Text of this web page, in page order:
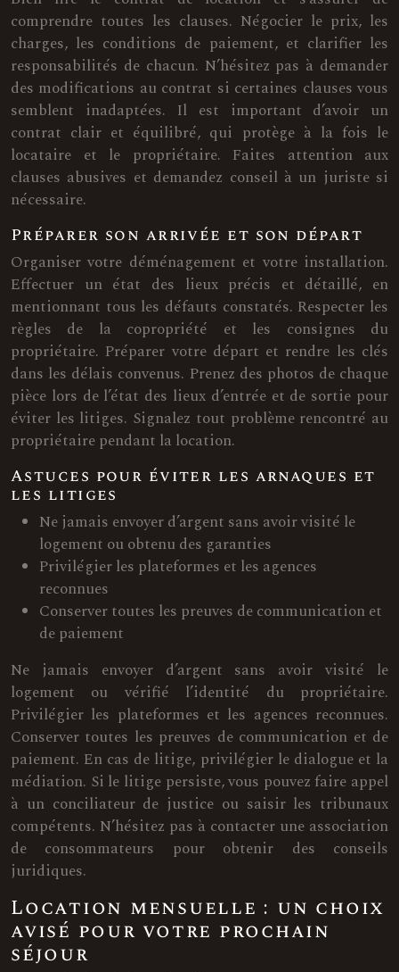
comprendre toutes les clauses. Négocier le prix, les
charges, les conditions de paiement, et clarifier les
responsabilités de chacun. N’hésitez pas à demander
des modifications au contrat si certaines clauses vous
semblent inadaptées. Il est important d’avoir un
contrat clair et équilibré, qui protège à la fois le
locataire et le propriétaire. Faites attention aux
clauses abusives et demandez conseil à un juriste si
nécessaire.
Préparer son arrivée et son départ
Organiser votre déménagement et votre installation.
Effectuer un état des lieux précis et détaillé, en
mentionnant tous les défauts constatés. Respecter les
règles de la copropriété et les consignes du
propriétaire. Préparer votre départ et rendre les clés
dans les délais convenus. Prenez des photos de chaque
pièce lors de l’état des lieux d’entrée et de sortie pour
éviter les litiges. Signalez tout problème rencontré au
propriétaire pendant la location.
Astuces pour éviter les arnaques et
les litiges
Ne jamais envoyer d’argent sans avoir visité le
logement ou obtenu des garanties
Privilégier les plateformes et les agences
reconnues
Conserver toutes les preuves de communication et
de paiement
Ne jamais envoyer d’argent sans avoir visité le
logement ou vérifié l’identité du propriétaire.
Privilégier les plateformes et les agences reconnues.
Conserver toutes les preuves de communication et de
paiement. En cas de litige, privilégier le dialogue et la
médiation. Si le litige persiste, vous pouvez faire appel
à un conciliateur de justice ou saisir les tribunaux
compétents. N’hésitez pas à contacter une association
de consommateurs pour obtenir des conseils
juridiques.
Location mensuelle : un choix
avisé pour votre prochain
séjour